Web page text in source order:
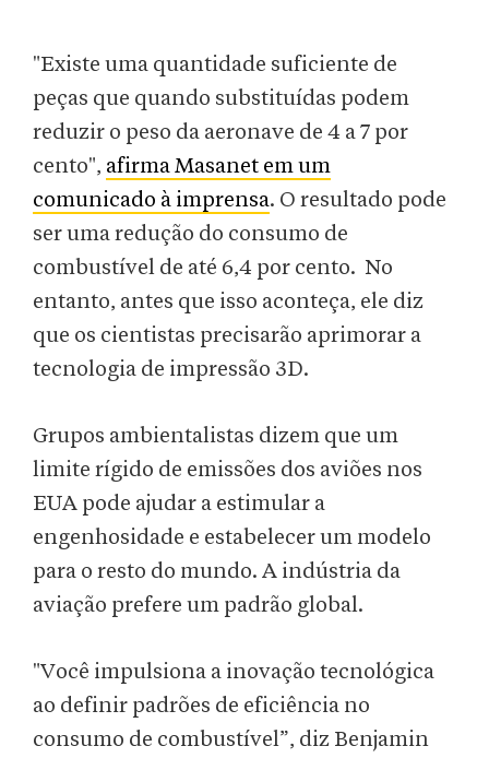
"Existe uma quantidade suficiente de
peças que quando substituídas podem
reduzir o peso da aeronave de 4 a 7 por
cento", afirma Masanet em um
comunicado à imprensa. O resultado pode
ser uma redução do consumo de
combustível de até 6,4 por cento. No
entanto, antes que isso aconteça, ele diz
que os cientistas precisarão aprimorar a
tecnologia de impressão 3D.
Grupos ambientalistas dizem que um
limite rígido de emissões dos aviões nos
EUA pode ajudar a estimular a
engenhosidade e estabelecer um modelo
para o resto do mundo. A indústria da
aviação prefere um padrão global.
"Você impulsiona a inovação tecnológica
ao definir padrões de eficiência no
consumo de combustível”, diz Benjamin